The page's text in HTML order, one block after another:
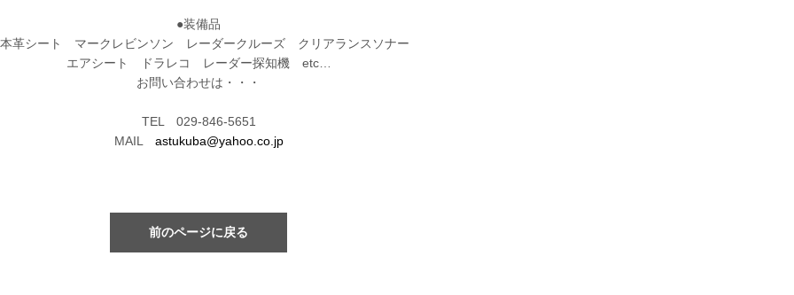
●装備品
革シート マークレビンソン レーダークルーズ クリアランスソナー
エアシート ドラレコ レーダー探知機 etc…
お問い合わせは・・・
TEL 029-846-5651
MAIL astukuba@yahoo.co.jp
前のページに戻る